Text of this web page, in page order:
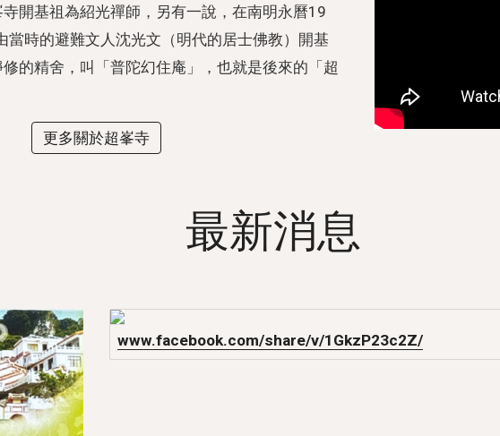
開基祖為紹光禪師，另有一說，在南明永曆19
當時的避難文人沈光文（明代的居士佛教）開基
的精舍，叫「普陀幻住庵」，也就是後來的「超
更多關於超峯寺
最新消息
www.facebook.com/share/v/1GkzP23c2Z/